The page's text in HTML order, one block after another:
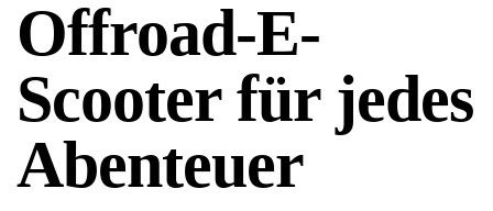
Offroad-E-
Scooter für jedes
Abenteuer